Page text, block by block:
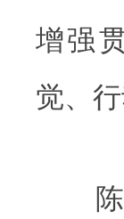
增强
觉、行
陈家